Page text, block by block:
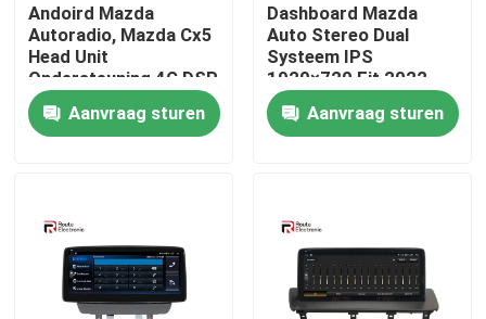
Contacteer ons
nieuws
Vraag een offerte aan
Android Autoradio Stereo
Andoird Mazda
Autoradio, Mazda Cx5
Head Unit
Ondersteuning 4G DSP
360 Panorama
Aanvraag sturen
Dashboard Mazda
Auto Stereo Dual
Systeem IPS
1920×720 Fit 2022
Mazda 6
Aanvraag sturen